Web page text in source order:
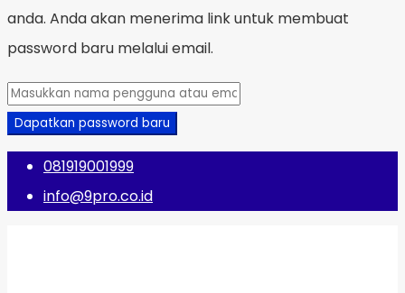
anda. Anda akan menerima link untuk membuat
password baru melalui email.
Dapatkan password baru
081919001999
info@9pro.co.id